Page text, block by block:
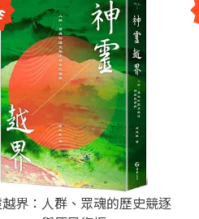
界：人群、眾魂的歷史競逐